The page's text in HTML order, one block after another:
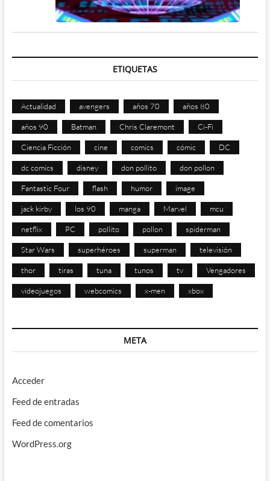
ETIQUETAS
Actualidad avengers años 70 años 80
años 90 Batman Chris Claremont Ci-Fi
Ciencia Ficción cine comics cómic DC
dc comics disney don pollito don pollon
Fantastic Four flash humor image
jack kirby los 90 manga Marvel mcu
netflix PC pollito pollon spiderman
Star Wars superhéroes superman televisión
thor tiras tuna tunos tv Vengadores
videojuegos webcomics x-men xbox
META
Acceder
Feed de entradas
Feed de comentarios
WordPress.org